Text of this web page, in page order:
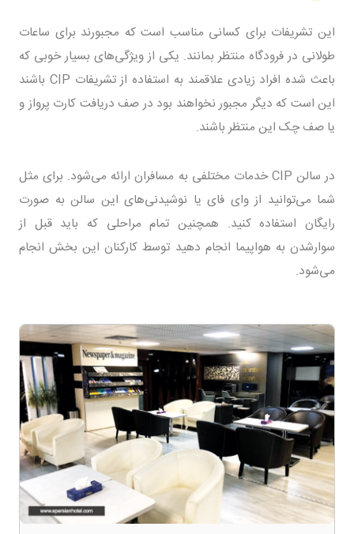
این تشریفات برای کسانی مناسب است که مجبورند برای ساعات
طولانی در فرودگاه منتظر بمانند. یکی از ویژگی‌های بسیار خوبی که
باعث شده افراد زیادی علاقمند به استفاده از تشریفات CIP باشند
این است که دیگر مجبور نخواهند بود در صف دریافت کارت پرواز و
یا صف چک این منتظر باشند.
در سالن CIP خدمات مختلفی به مسافران ارائه می‌شود. برای مثل
شما می‌توانید از وای فای یا نوشیدنی‌های این سالن به صورت
رایگان استفاده کنید. همچنین تمام مراحلی که باید قبل از
سوارشدن به هواپیما انجام دهید توسط کارکنان این بخش انجام
می‌شود.